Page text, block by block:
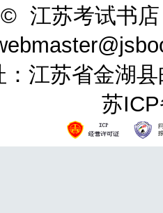
江苏考试书店
：江苏省金湖
苏